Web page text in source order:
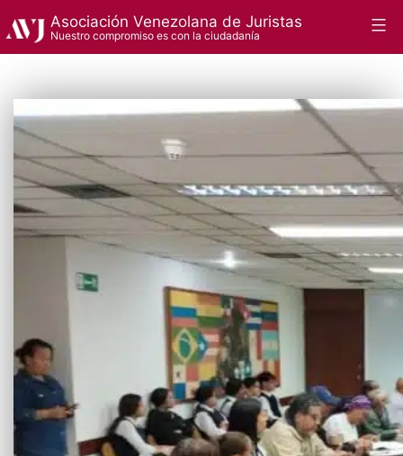
Saltar
al
Asociación Venezolana de Juristas
Nuestro compromiso es con la ciudadanía